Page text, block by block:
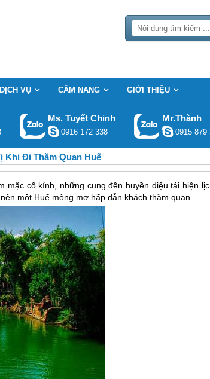
DỊCH VỤ CẨM NANG GIỚI THIỆU
Ms. Tuyết Chinh
0916 172 338
Mr.Thành
0915 879
Khi Đi Thăm Quan Huế
mặc cổ kính, những cung đền huyền diệu tái hiện
một Huế mộng mơ hấp dẫn khách thăm quan.